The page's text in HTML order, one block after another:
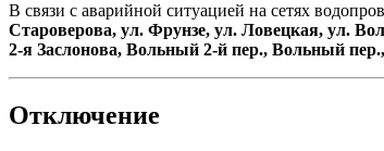
В связи с аварийной ситуацией на сетях
Староверова, ул. Фрунзе, ул. Ловецкая, ул.
2-я Заслонова, Вольный 2-й пер., Вольный пер.,
Отключение